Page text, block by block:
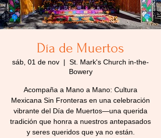
Día de Muertos
sáb, 01 de nov
  |
St. Mark's Church in-the-
Bowery
Acompaña a Mano a Mano: Cultura
Mexicana Sin Fronteras en una celebración
vibrante del Día de Muertos—una querida
tradición que honra a nuestros antepasados
y seres queridos que ya no están.